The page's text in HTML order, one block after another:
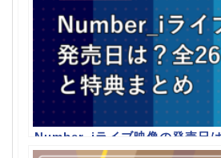
Number_iライブ映像の発売日
録と特典まとめ